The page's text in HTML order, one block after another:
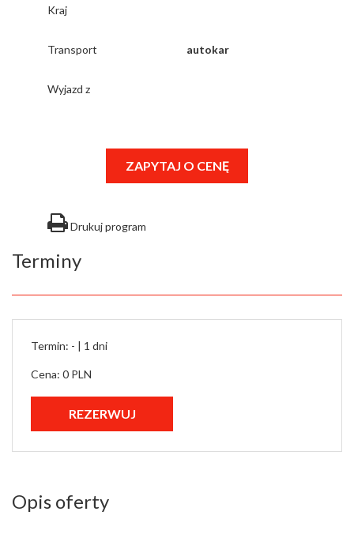
Kraj
Transport autokar
Wyjazd z
ZAPYTAJ O CENĘ
Drukuj program
Terminy
Termin: - | 1 dni
Cena: 0 PLN
Opis oferty